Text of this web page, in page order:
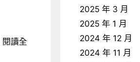
閱讀全
2025 年 3 月
2025 年 1 月
2024 年 12 月
2024 年 11 月